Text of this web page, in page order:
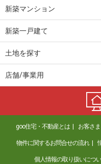
岩手県一関市字北ほうり
岩手県紫波郡紫波町桜町
住 所
専有面積
間取り
岩手県紫波郡紫波町桜町
新築マンション
新築一戸建て
土地を探す
店舗/事業用
goo住宅・不動産とは お客さ
物件に関するお問合せの流れ
個人情報の取り扱いにつ